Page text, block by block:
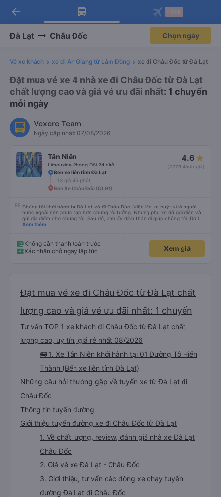
Tải app Vexere ngay!
Nhận ưu đãi thành viên độc
Mở app
Tải app Vexere
-30k/ghế khi đặt vé máy bay qua
Mở app
arrow_back
Đà Lạt Châu Đốc Chọn ngày
Vé xe khách xe đi An Giang từ Lâm Đồng xe đi Châu Đốc từ Đà Lạt
Đặt mua vé xe 4 nhà xe đi Châu Đốc từ Đà Lạt
chất lượng cao và giá vé ưu đãi nhất: 1 chuyến
mỗi ngày
Vexere Team
Ngày cập nhật: 07/08/2026
Tân Niên
Limousine Phòng Đôi 24 chỗ
4.6
(2276 đánh giá)
Bến xe liên tỉnh Đà Lạt
13 giờ 45 phút
Bến Xe Châu Đốc (QL91)
Chúng tôi khởi hành từ Đà Lạt và đi Châu Đức. Việc lên xe buýt vì là người
nước ngoài nên phức tạp hơn chúng tôi tưởng. Nhưng phụ xe đã gọi điện và
gửi địa điểm cho chúng tôi. Sau đó, anh ấy đích thân đi giúp chúng tôi. Đó là
lần đầu tiên đi xe giường nằm với hai đứa trẻ nhỏ khá thú vị. Chúng tôi không
điểm dừng, họ đánh thức chúng tôi dậy và đảm bảo chúng tôi đã sẵn sàng.
Nhìn chung, đó là một trải nghiệm tốt. Mỗi giường đều có gối và chăn, và đủ
chỗ cho 1 người lớn và 1 trẻ em nằm thoải mái.
Xem thêm
Không cần thanh toán trước
Xác nhận chỗ ngay lập tức
Xem giá
Đặt mua vé xe đi Châu Đốc từ Đà Lạt chất
lượng cao và giá vé ưu đãi nhất: 1 chuyến
Tư vấn TOP 1 xe khách đi Châu Đốc từ Đà Lạt chất
lượng cao, uy tín, giá rẻ nhất 08/2026
🚌 1. Xe Tân Niên khởi hành tại 01 Đường Tô Hiến
Thành (Bến xe liên tỉnh Đà Lạt)
Những câu hỏi thường gặp về tuyến xe từ Đà Lạt đi
Châu Đốc
Thông tin tuyến đường
Giới thiệu tuyến đường xe đi Châu Đốc từ Đà Lạt
1. Về chất lượng, review, đánh giá nhà xe Đà Lạt
Châu Đốc
2. Giá vé xe Đà Lạt - Châu Đốc
3. Giới thiệu, tư vấn các dòng xe chạy tuyến
đường Đà Lạt đi Châu Đốc